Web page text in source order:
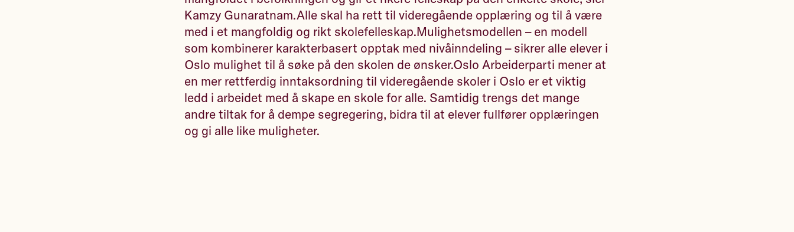
Kamzy Gunaratnam.Alle skal ha rett til videregående opplæring og til å være
med i et mangfoldig og rikt skolefelleskap.Mulighetsmodellen – en modell
som kombinerer karakterbasert opptak med nivåinndeling – sikrer alle elever i
Oslo mulighet til å søke på den skolen de ønsker.Oslo Arbeiderparti mener at
en mer rettferdig inntaksordning til videregående skoler i Oslo er et viktig
ledd i arbeidet med å skape en skole for alle. Samtidig trengs det mange
andre tiltak for å dempe segregering, bidra til at elever fullfører opplæringen
og gi alle like muligheter.